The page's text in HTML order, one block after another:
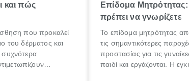
και πώς
που προκαλεί
του δέρματος και
συχνότερα
Επίδομα
πρέπει να γνωρίζετε
Το επίδομα μητρότητας
τις σημαντικότερες
προστασίας για τις
παιδί και εργάζονται. Η